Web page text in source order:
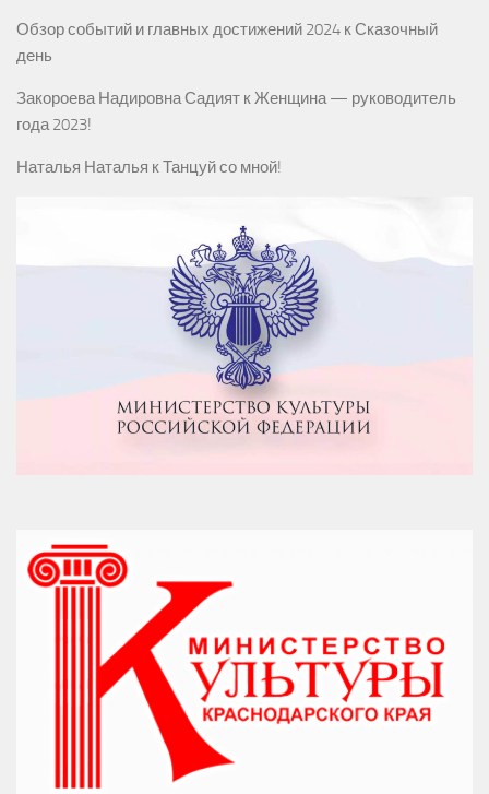
Обзор событий и главных достижений 2024 кСказочный
день
Закороева Надировна Садият кЖенщина — руководитель
года 2023!
Наталья Наталья кТанцуй со мной!